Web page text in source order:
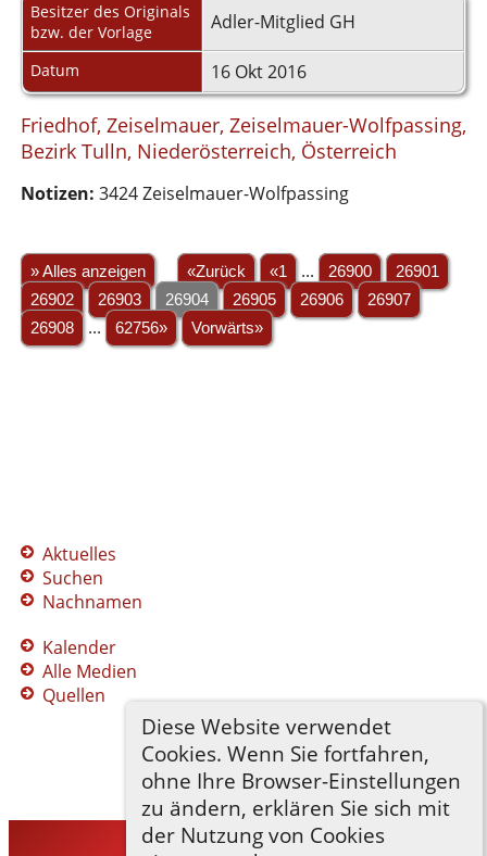
Diese Website verwendet
Cookies. Wenn Sie fortfahren,
ohne Ihre Browser-Einstellungen
zu ändern, erklären Sie sich mit
der Nutzung von Cookies
Besitzer des Originals
bzw. der Vorlage
Adler-Mitglied GH
Datum 16 Okt 2016
Friedhof, Zeiselmauer, Zeiselmauer-Wolfpassing,
Bezirk Tulln, Niederösterreich, Österreich
Notizen: 3424 Zeiselmauer-Wolfpassing
» Alles anzeigen «Zurück «1 ... 26900
26901
26902
26903 26904 26905 26906
26907
26908
... 62756» Vorwärts»
Aktuelles
Suchen
Nachnamen
Kalender
Alle Medien
Quellen